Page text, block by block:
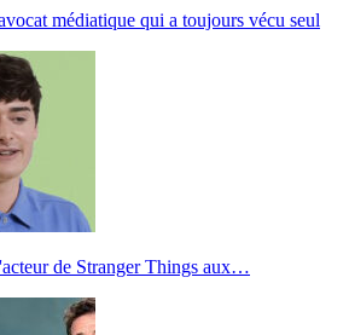
médiatique qui a toujours vécu seul
de Stranger Things aux…